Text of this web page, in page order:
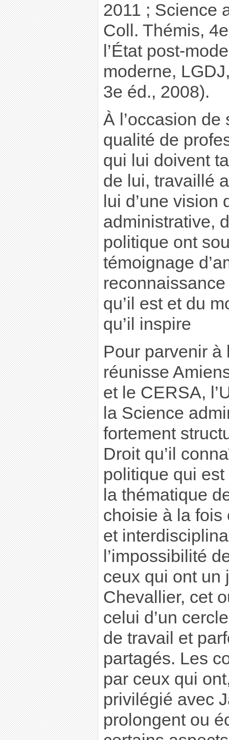
2011 ; Science
Coll. Thémis,
l’État post-
moderne,
3e éd., 2008).
À l’occasion
qualité de
qui lui doivent
de lui, travaillé
lui d’une vision
administrative,
politique ont
témoignage
qu’il est et du
qu’il inspire
Pour parvenir à
réunisse
et le CERSA,
la Science
fortement
Droit qu’il
politique qui
la thématique
choisie à la fois
et
l’impossibilité
ceux qui ont un
Chevallier, cet
celui d’un
de travail et
partagés. Les
par ceux qui
privilégié avec
prolongent ou